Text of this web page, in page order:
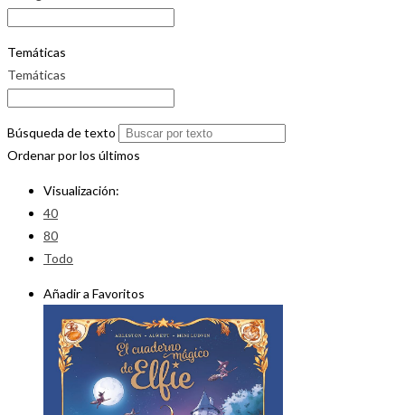
Temáticas
Temáticas
Búsqueda de texto
Ordenar por los últimos
Visualización:
40
80
Todo
Añadir a Favoritos